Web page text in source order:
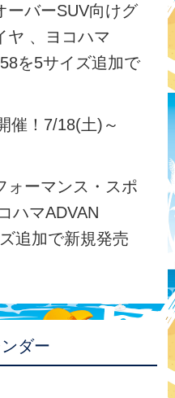
ーバーSUV向けグ
ヤ 、ヨコハマ
を5サイズ追加で
催！7/18(土)～
ォーマンス・スポ
ハマADVAN
追加で新規発売
ダー